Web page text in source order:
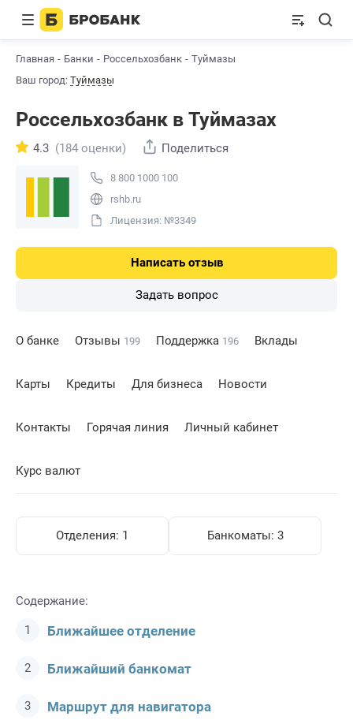
Главная Банки Россельхозбанк
Туймазы
Ваш город: Туймазы
Россельхозбанк в Туймазах
8 800 1000 100
rshb.ru
Лицензия: №3349
4.3 (184 оценки) Поделиться
Написать отзыв
Задать вопрос
О банке Отзывы 199 Поддержка 196 Вклады
Карты Кредиты Для бизнеса Новости
Контакты Горячая линия Личный кабинет
Курс валют
Отделения: 1 Банкоматы: 3
Содержание:
Ближайшее отделение
Ближайший банкомат
Маршрут для навигатора